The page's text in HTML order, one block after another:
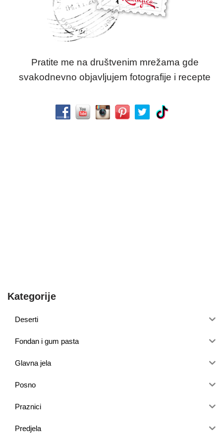
Pratite me na društvenim mrežama gde
svakodnevno objavljujem fotografije i recepte
Kategorije
Deserti
Fondan i gum pasta
Glavna jela
Posno
Praznici
Predjela